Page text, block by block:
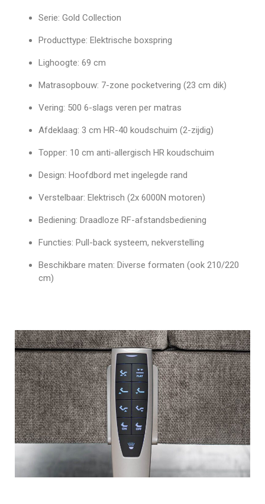
Serie: Gold Collection
Producttype: Elektrische boxspring
Lighoogte: 69 cm
Matrasopbouw: 7-zone pocketvering (23 cm dik)
Vering: 500 6-slags veren per matras
Afdeklaag: 3 cm HR-40 koudschuim (2-zijdig)
Topper: 10 cm anti-allergisch HR koudschuim
Design: Hoofdbord met ingelegde rand
Verstelbaar: Elektrisch (2x 6000N motoren)
Bediening: Draadloze RF-afstandsbediening
Functies: Pull-back systeem, nekverstelling
Beschikbare maten: Diverse formaten (ook 210/220
cm)